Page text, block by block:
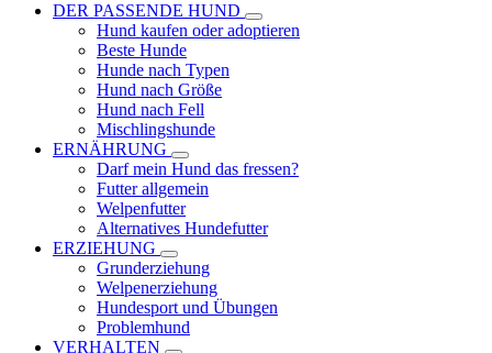
DER PASSENDE HUND
Hund kaufen oder adoptieren
Beste Hunde
Hunde nach Typen
Hund nach Größe
Hund nach Fell
Mischlingshunde
ERNÄHRUNG
Darf mein Hund das fressen?
Futter allgemein
Welpenfutter
Alternatives Hundefutter
ERZIEHUNG
Grunderziehung
Welpenerziehung
Hundesport und Übungen
Problemhund
VERHALTEN